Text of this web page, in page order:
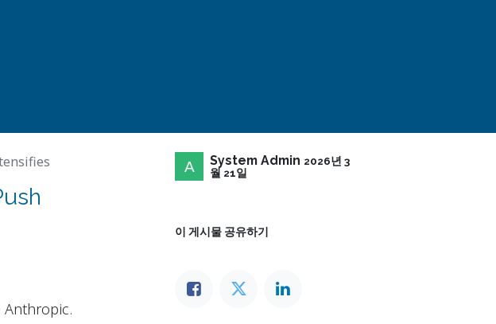
Anthropic.
System Admin 2026년 3
월 21일
이 게시물 공유하기